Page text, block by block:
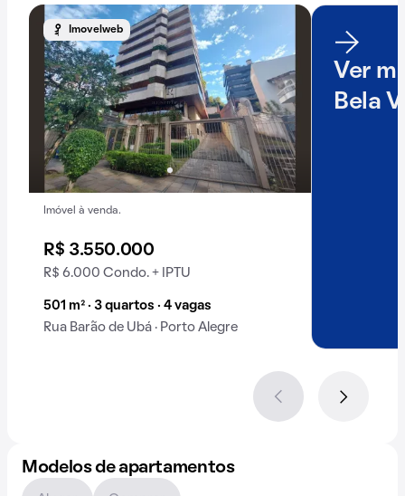
Imovelweb
Imóvel à venda.
R$ 3.550.000
R$ 6.000 Condo. + IPTU
501 m² · 3 quartos · 4 vagas
Rua Barão de Ubá · Porto Alegre
Ver
Bela
Modelos de apartamentos